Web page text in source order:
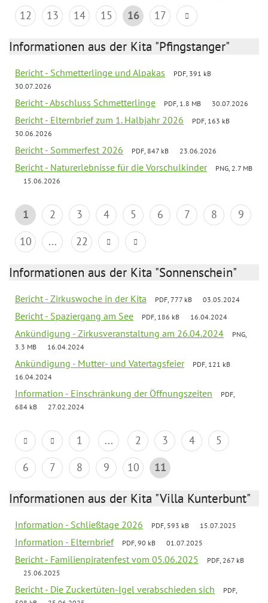
12
13 14 15 16 17
Informationen aus der Kita "Pfingstanger"
Bericht - Schmetterlinge und Alpakas
PDF, 391 kB
30.07.2026
Bericht - Abschluss Schmetterlinge PDF, 1.8 MB 30.07.2026
Bericht - Elternbrief zum 1. Halbjahr 2026
PDF, 163 kB
30.06.2026
Bericht - Sommerfest 2026 PDF, 847 kB 23.06.2026
Bericht - Naturerlebnisse für die Vorschulkinder
PNG, 2.7 MB
15.06.2026
1 2 3 4 5 6 7 8
9
10
... 22
Informationen aus der Kita "Sonnenschein"
Bericht - Zirkuswoche in der Kita PDF, 777 kB 03.05.2024
Bericht - Spaziergang am See PDF, 186 kB 16.04.2024
Ankündigung - Zirkusveranstaltung am 26.04.2024
PNG,
3.3 MB
16.04.2024
Ankündigung - Mutter- und Vatertagsfeier
PDF, 121 kB
16.04.2024
Information - Einschränkung der Öffnungszeiten
PDF,
684 kB
27.02.2024
1 ... 2 3 4
5
6
7 8 9 10 11
Informationen aus der Kita "Villa Kunterbunt"
Information - Schließtage 2026 PDF, 593 kB 15.07.2025
Information - Elternbrief PDF, 90 kB 01.07.2025
Bericht - Familienpiratenfest vom 05.06.2025
PDF, 267 kB
25.06.2025
Bericht - Die Zuckertüten-Igel verabschieden sich
PDF,